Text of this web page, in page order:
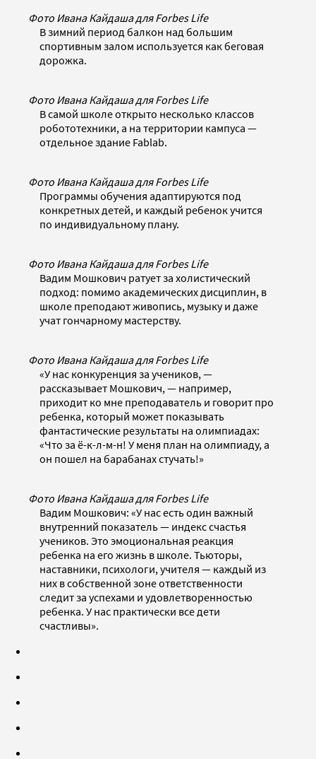
Фото Ивана Кайдаша для Forbes Life
В зимний период балкон над большим
спортивным залом используется как беговая
дорожка.
Фото Ивана Кайдаша для Forbes Life
В самой школе открыто несколько классов
робототехники, а на территории кампуса —
отдельное здание Fablab.
Фото Ивана Кайдаша для Forbes Life
Программы обучения адаптируются под
конкретных детей, и каждый ребенок учится
по индивидуальному плану.
Фото Ивана Кайдаша для Forbes Life
Вадим Мошкович ратует за холистический
подход: помимо академических дисциплин, в
школе преподают живопись, музыку и даже
учат гончарному мастерству.
Фото Ивана Кайдаша для Forbes Life
«У нас конкуренция за учеников, —
рассказывает Мошкович, — например,
приходит ко мне преподаватель и говорит про
ребенка, который может показывать
фантастические результаты на олимпиадах:
«Что за ё-к-л-м-н! У меня план на олимпиаду, а
он пошел на барабанах стучать!»
Фото Ивана Кайдаша для Forbes Life
Вадим Мошкович: «У нас есть один важный
внутренний показатель — индекс счастья
учеников. Это эмоциональная реакция
ребенка на его жизнь в школе. Тьюторы,
наставники, психологи, учителя — каждый из
них в собственной зоне ответственности
следит за успехами и удовлетворенностью
ребенка. У нас практически все дети
счастливы».